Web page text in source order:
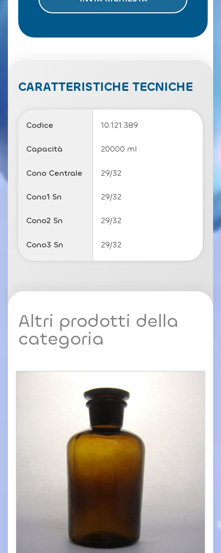
c
y
li
CARATTERISTICHE TECNICHE
Codice 10.121.389
Capacità 20000 ml
Cono Centrale 29/32
Cono1 Sn 29/32
Cono2 Sn 29/32
Cono3 Sn 29/32
Altri prodotti della
categoria